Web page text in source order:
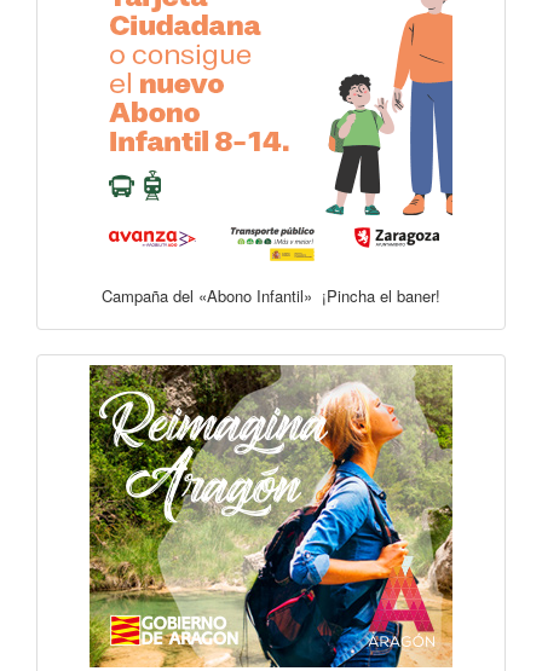
Campaña del «Abono Infantil» ¡Pincha el baner!